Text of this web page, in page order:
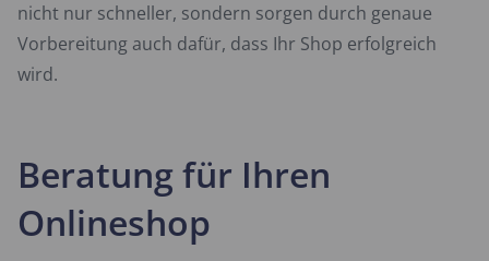
nicht nur schneller, sondern sorgen durch genaue
Vorbereitung auch dafür, dass Ihr Shop erfolgreich
wird.
Beratung für Ihren
Onlineshop